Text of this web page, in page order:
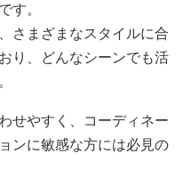
す。
さまざまなスタイルに合
り、どんなシーンでも活
せやすく、コーディネー
ンに敏感な方には必見の